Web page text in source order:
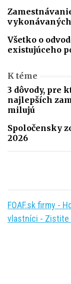
Všetko o
existujúceho
K téme
3 dôvody, pre
najlepších
milujú
Spoločensky
2026
FOAF.sk firmy -
vlastníci - Zistite